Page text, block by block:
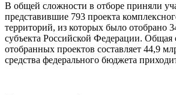
В общей сложности в отборе приняли
представившие 793 проекта
территорий, из которых было отобрано
субъекта Российской Федерации. Общая
отобранных проектов составляет 44,9
средства федерального бюджета